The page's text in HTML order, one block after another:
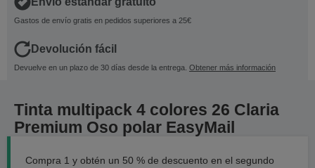
Gastos de envío gratis en pedidos superiores a 25€
Devolución fácil
Devuelve en un plazo de 30 días desde la entrega. Obtener más información
Tinta multipack 4 colores 26 Claria
Premium Oso polar EasyMail
Compra 1 y obtén un 50 % de descuento en el segundo